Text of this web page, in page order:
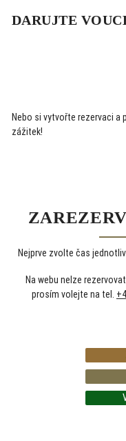
DARUJTE
Nebo si vytvořte rezervaci
zážitek!
Nejprve zvolte čas
Na webu nelze
prosím volejte na tel.